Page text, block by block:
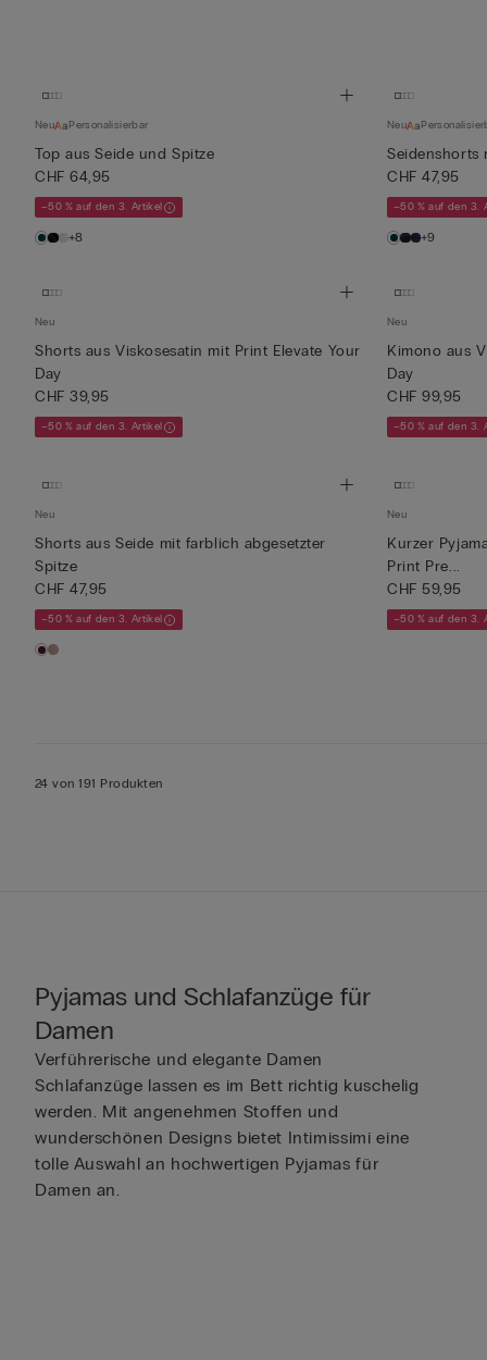
Neu Personalisierbar
Top aus Seide und Spitze
CHF 64,95
–50 % auf den 3. Artikel
+8
Neu
Seidenshorts
CHF 47,95
–50 % auf den 3.
+9
Neu
Shorts aus Viskosesatin mit Print Elevate Your
Day
CHF 39,95
–50 % auf den 3. Artikel
Neu
Kimono aus
Day
CHF 99,95
–50 % auf den 3.
Neu
Shorts aus Seide mit farblich abgesetzter
Spitze
CHF 47,95
–50 % auf den 3. Artikel
Neu
Kurzer
Print Pre...
CHF 59,95
–50 % auf den 3.
24 von 191 Produkten
Pyjamas und Schlafanzüge für
Damen
Verführerische und elegante Damen
Schlafanzüge lassen es im Bett richtig kuschelig
werden. Mit angenehmen Stoffen und
wunderschönen Designs bietet Intimissimi eine
tolle Auswahl an hochwertigen Pyjamas für
Damen an.